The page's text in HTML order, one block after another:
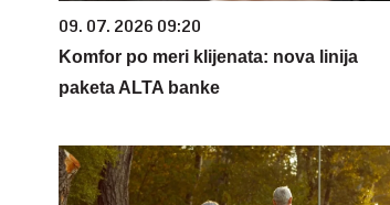
09. 07. 2026 09:20
Komfor po meri klijenata: nova linija
paketa ALTA banke